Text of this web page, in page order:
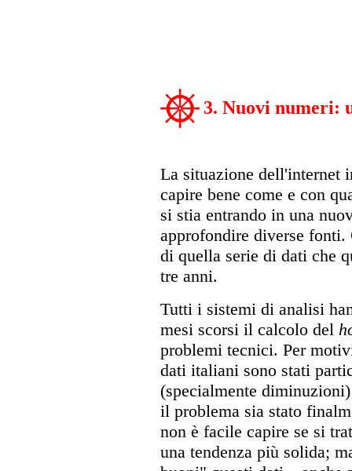
3. Nuovi numeri:
La situazione dell'internet
capire bene come e con
si stia entrando in una
approfondire diverse
di quella serie di dati che
tre anni.
Tutti i sistemi di analisi
mesi scorsi il calcolo del
problemi tecnici. Per
dati italiani sono stati
(specialmente
il problema sia stato
non è facile capire se si
una tendenza più solida;